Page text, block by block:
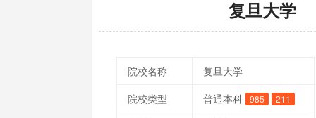
复旦大学
院校名称
复旦大学
院校类型
普通本科 985 211